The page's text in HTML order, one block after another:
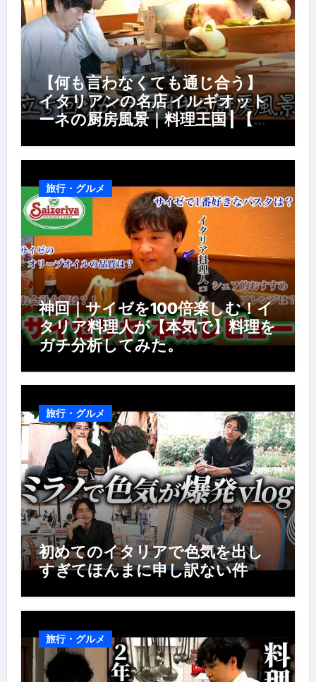
【何も言わなくても通じ合う】
イタリアンの名店 イルギオット
ーネの厨房風景｜料理王国 | 【厨
風景】
旅行・グルメ
神回｜サイゼを100倍楽しむ！イ
タリア料理人が【本気で】料理を
ガチ分析してみた。
旅行・グルメ
初めてのイタリアで色気を出し
すぎてほんまに申し訳ない件
旅行・グルメ